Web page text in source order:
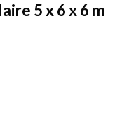
5 x 6 x 6 m